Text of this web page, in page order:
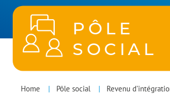
POLES
PÔLE
SOCIAL
You
Home Pôle social Revenu